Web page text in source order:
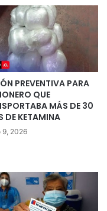
PREVENTIVA PARA
QUE
MÁS DE 30
DE KETAMINA
9, 2026